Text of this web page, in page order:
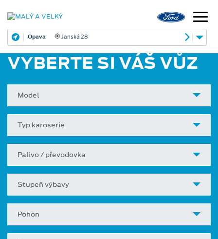
Opava Janská 28
VYBERTE SI VÁŠ VŮZ
Model
Typ karoserie
Palivo / převodovka
Stupeň výbavy
Pohon